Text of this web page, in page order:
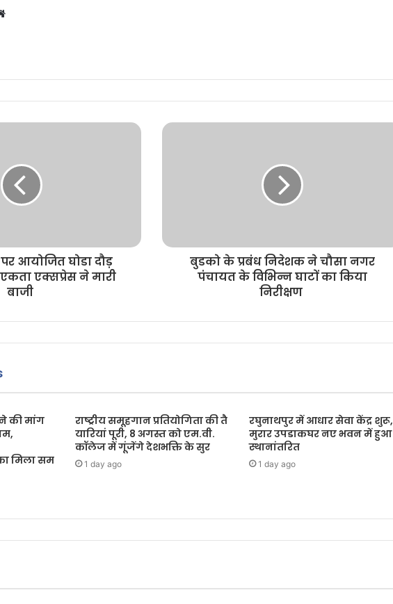
i
आयोजित घोडा दौड़
एकता एक्सप्रेस ने मारी
बाजी
बुडको के प्रबंध निदेशक ने चौसा नगर
पंचायत के विभिन्न घाटों का किया
निरीक्षण
की मांग
मिला सम
राष्ट्रीय समूहगान प्रतियोगिता की तै
यारियां पूरी, 8 अगस्त को एम.वी.
कॉलेज में गूंजेंगे देशभक्ति के सुर
1 day ago
रघुनाथपुर में आधार सेवा केंद्र शुरू,
मुरार उपडाकघर नए भवन में हुआ
स्थानांतरित
1 day ago